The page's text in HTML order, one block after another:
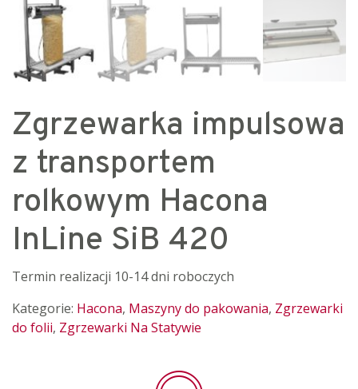
Zgrzewarka impulsowa
z transportem
rolkowym Hacona
InLine SiB 420
Termin realizacji 10-14 dni roboczych
Kategorie: Hacona, Maszyny do pakowania, Zgrzewarki
do folii, Zgrzewarki Na Statywie